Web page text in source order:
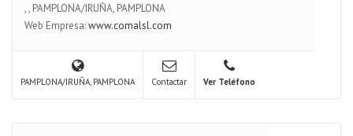
,, PAMPLONA/IRUÑA, PAMPLONA
Web Empresa:www.comalsl.com
PAMPLONA/IRUÑA, PAMPLONA Contactar Ver Teléfono